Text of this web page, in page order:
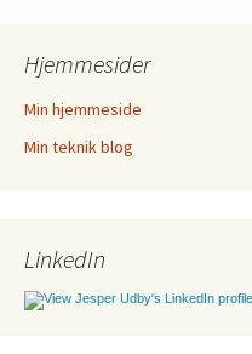
Hjemmesider
Min hjemmeside
Min teknik blog
LinkedIn